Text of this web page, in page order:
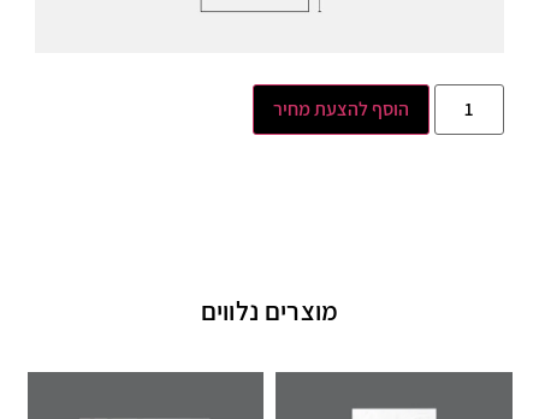
הוסף להצעת מחיר
מוצרים נלווים